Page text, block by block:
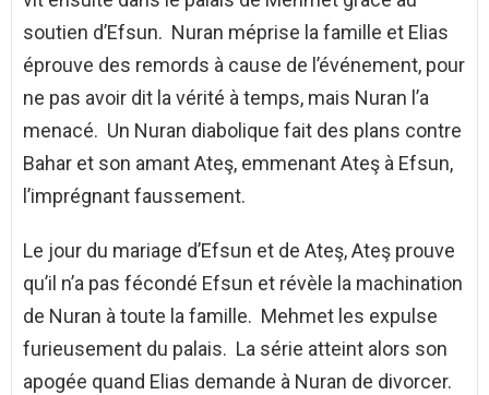
soutien d’Efsun. Nuran méprise la famille et Elias
éprouve des remords à cause de l’événement, pour
ne pas avoir dit la vérité à temps, mais Nuran l’a
menacé. Un Nuran diabolique fait des plans contre
Bahar et son amant Ateş, emmenant Ateş à Efsun,
l’imprégnant faussement.
Le jour du mariage d’Efsun et de Ateş, Ateş prouve
qu’il n’a pas fécondé Efsun et révèle la machination
de Nuran à toute la famille. Mehmet les expulse
furieusement du palais. La série atteint alors son
apogée quand Elias demande à Nuran de divorcer.